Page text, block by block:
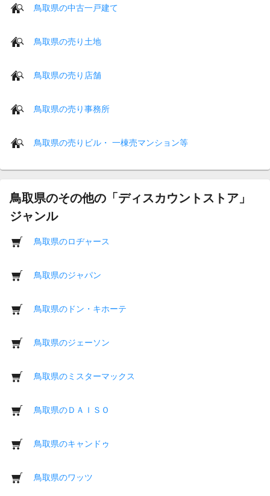
鳥取県の中古一戸建て
鳥取県の売り土地
鳥取県の売り店舗
鳥取県の売り事務所
鳥取県の売りビル・ 一棟売マンション等
鳥取県のその他の「ディスカウントストア」
ジャンル
鳥取県のロヂャース
鳥取県のジャパン
鳥取県のドン・キホーテ
鳥取県のジェーソン
鳥取県のミスターマックス
鳥取県のＤＡＩＳＯ
鳥取県のキャンドゥ
鳥取県のワッツ